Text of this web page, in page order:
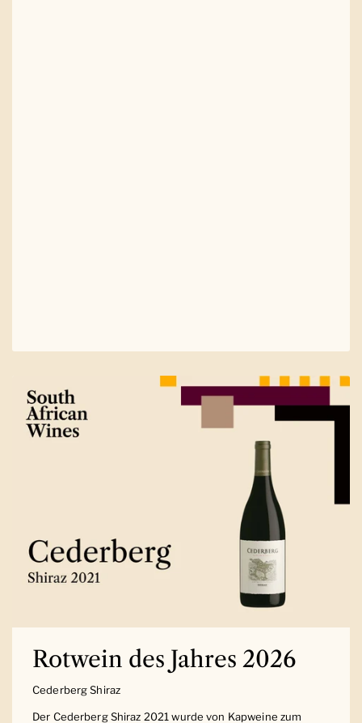
Rotwein des Jahres 2026
Cederberg Shiraz
Der Cederberg Shiraz 2021 wurde von Kapweine zum